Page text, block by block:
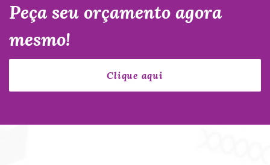
Peça seu orçamento agora
mesmo!